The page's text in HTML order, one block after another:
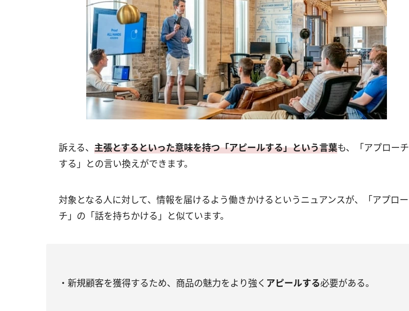
訴える、 主張とするといった意味を持つ「アピールする」という言葉も、「アプローチ
する」との言い換えができます。
対象となる人に対して、情報を届けるよう働きかけるというニュアンスが、「アプロー
チ」の「話を持ちかける」と似ています。
・新規顧客を獲得するため、商品の魅力をより強く アピールする必要がある。